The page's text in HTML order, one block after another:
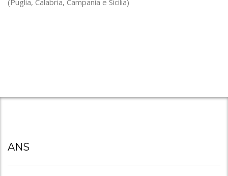
(Puglia, Calabria, Campania e Sicilia)
ANS